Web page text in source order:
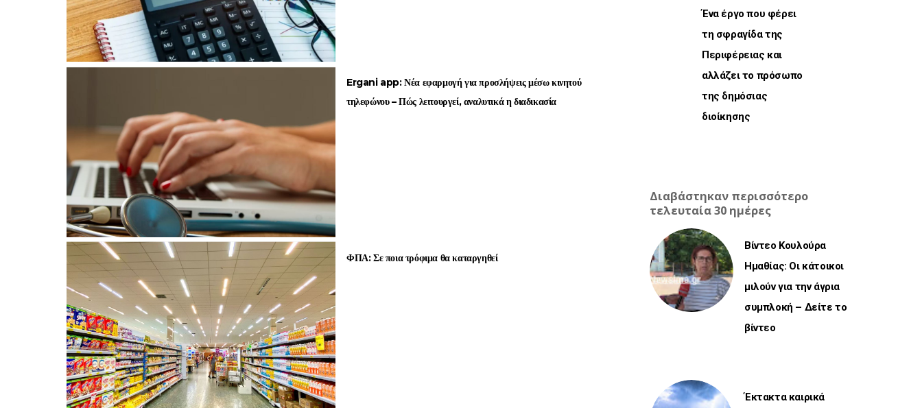
Ergani app: Νέα εφαρμογή για προσλήψεις μέσω κινητού
τηλεφώνου – Πώς λειτουργεί, αναλυτικά η διαδικασία
ΦΠΑ: Σε ποια τρόφιμα θα καταργηθεί
Ένα έργο που φέρει
τη σφραγίδα της
Περιφέρειας και
αλλάζει το πρόσωπο
της δημόσιας
διοίκησης
Διαβάστηκαν περισσότερο
τελευταία 30 ημέρες
Βίντεο Κουλούρα
Ημαθίας: Οι κάτοικοι
μιλούν για την άγρια
συμπλοκή – Δείτε το
βίντεο
Έκτακτα καιρικά